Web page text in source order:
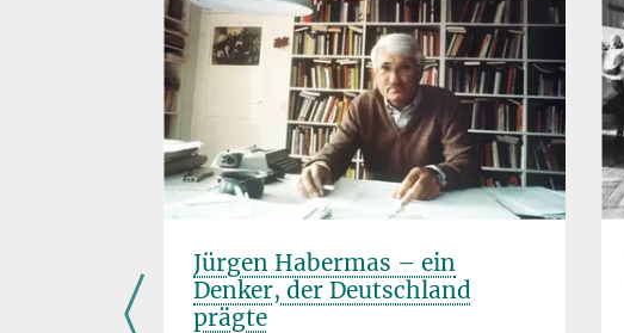
Jürgen Habermas – ein
Denker, der Deutschland
prägte